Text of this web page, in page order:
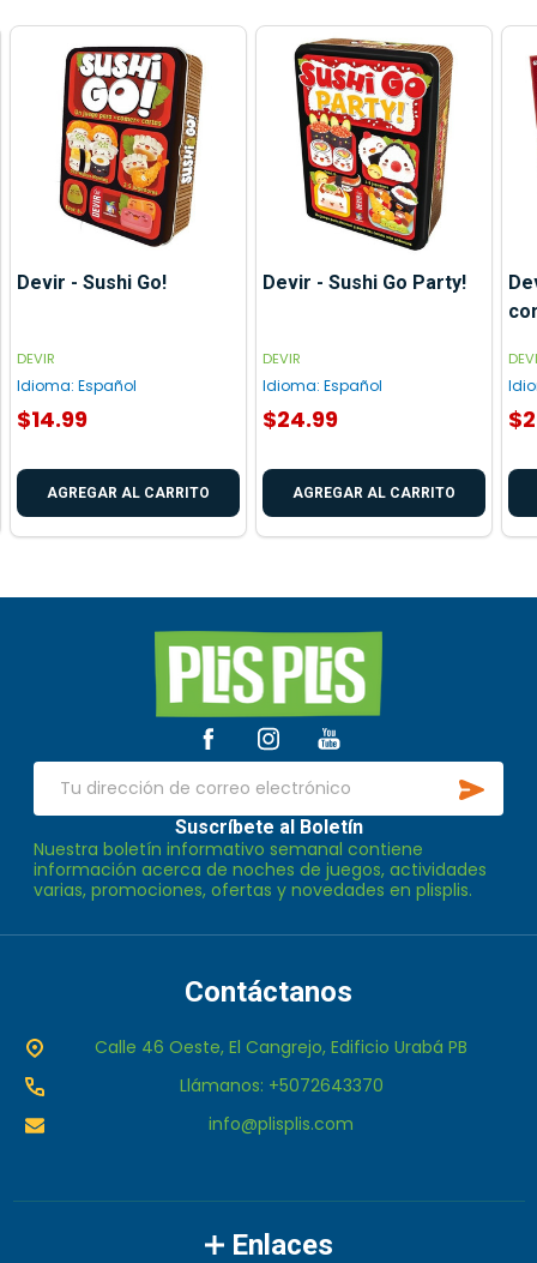
Devir - Sushi Go!
DEVIR
Idioma: Español
$14.99
AGREGAR AL CARRITO
Devir - Sushi Go Party!
DEVIR
Idioma: Español
$24.99
AGREGAR AL CARRITO
página
Dirección
correo
electrónico
Suscríbete al Boletín
Nuestra boletín informativo semanal contiene
información acerca de noches de juegos, actividades
varias, promociones, ofertas y novedades en plisplis.
Contáctanos
Calle 46 Oeste, El Cangrejo, Edificio Urabá PB
Llámanos: +5072643370
info@plisplis.com
Enlaces